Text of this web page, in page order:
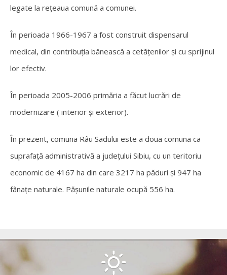
legate la reţeaua comună a comunei.
În perioada 1966-1967 a fost construit dispensarul
medical, din contribuţia bănească a cetăţenilor şi cu sprijinul
lor efectiv.
În perioada 2005-2006 primăria a făcut lucrări de
modernizare ( interior şi exterior).
În prezent, comuna Râu Sadului este a doua comuna ca
suprafaţă administrativă a judeţului Sibiu, cu un teritoriu
economic de 4167 ha din care 3217 ha păduri şi 947 ha
fânaţe naturale. Păşunile naturale ocupă 556 ha.